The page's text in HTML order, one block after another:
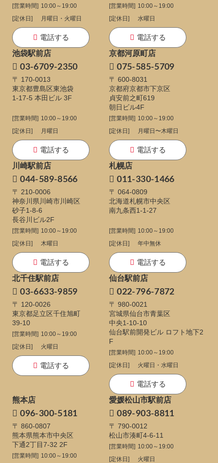
[営業時間] 10:00～19:00
[定休日]
月曜日・火曜日
電話する
[営業時間] 10:00～19:00
[定休日]
水曜日
電話する
池袋駅前店
03-6709-2350
〒 170-0013
東京都豊島区東池袋
1-17-5 本田ビル 3F
[営業時間] 10:00～19:00
[定休日]
月曜日
電話する
京都河原町店
075-585-5709
〒 600-8031
京都府京都市下京区
貞安前之町619
朝日ビル4F
[営業時間] 10:00～19:00
[定休日]
月曜日〜木曜日
電話する
川崎駅前店
044-589-8566
〒 210-0006
神奈川県川崎市川崎区
砂子1-8-6
長谷川ビル2F
[営業時間] 10:00～19:00
[定休日]
木曜日
電話する
札幌店
011-330-1466
〒 064-0809
北海道札幌市中央区
南九条西1-1-27
[営業時間] 10:00～19:00
[定休日]
年中無休
電話する
北千住駅前店
03-6633-9859
〒 120-0026
東京都足立区千住旭町
39-10
[営業時間] 10:00～19:00
[定休日]
火曜日
電話する
仙台駅前店
022-796-7872
〒 980-0021
宮城県仙台市青葉区
中央1-10-10
仙台駅前開発ビル ロフト地下2
F
[営業時間] 10:00～19:00
[定休日]
火曜日・水曜日
電話する
熊本店
096-300-5181
〒 860-0807
熊本県熊本市中央区
下通2丁目7-32 2F
[営業時間] 10:00～19:00
愛媛松山市駅前店
089-903-8811
〒 790-0012
松山市湊町4-6-11
[営業時間] 10:00～19:00
[定休日]
火曜日